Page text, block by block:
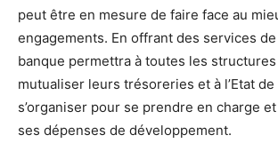
peut être en mesure de faire face au
engagements. En offrant des services
banque permettra à toutes les
mutualiser leurs trésoreries et à l’Etat
s’organiser pour se prendre en charge
ses dépenses de développement.